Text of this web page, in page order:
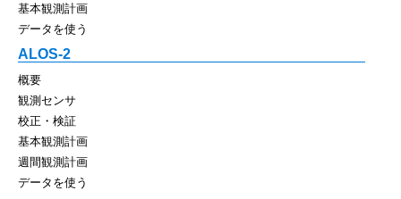
基本観測計画
データを使う
ALOS-2
概要
観測センサ
校正・検証
基本観測計画
週間観測計画
データを使う